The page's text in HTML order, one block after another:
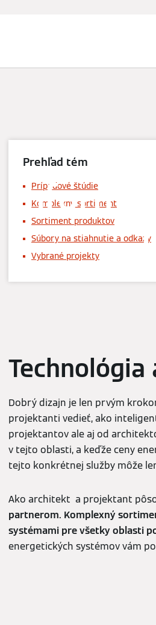
Prehľad tém
Prípadové štúdie
Komplexný sortiment
Sortiment produktov
Súbory na stiahnutie a odkazy
Vybrané projekty
Dobrý dizajn je len prvým
projektanti vedieť, ako
projektantov ale aj od
v tejto oblasti, a keďže ceny
tejto konkrétnej služby môže
Ako architekt a projektant
partnerom. Komplexný
systémami pre všetky oblasti
energetických systémov vám